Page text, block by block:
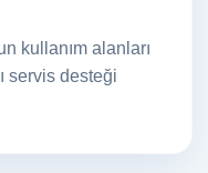
kullanım alanları
servis desteği